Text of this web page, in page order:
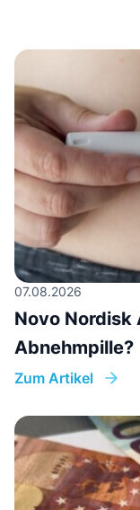
07.08.2026
Novo
Abnehmpille?
Zum Artikel